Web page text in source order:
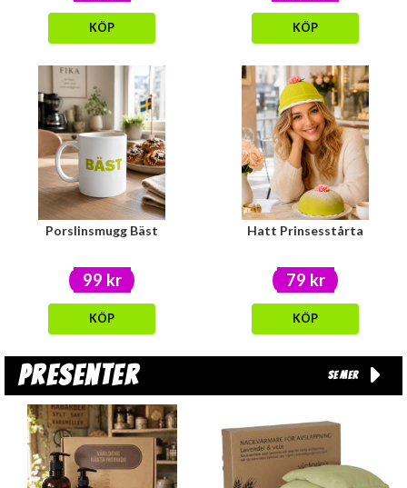
KÖP KÖP
Porslinsmugg Bäst
99 kr
KÖP
Hatt Prinsesstårta
79 kr
KÖP
Presenter Se mer